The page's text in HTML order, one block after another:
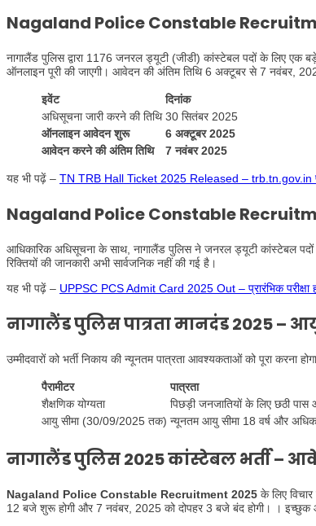
Nagaland Police Constable
नागालैंड पुलिस द्वारा 1176 जनरल ड्यूटी (जीडी) कांस्टेबल पदों के लिए एक
ऑनलाइन पूरी की जाएगी। आवेदन की अंतिम तिथि 6 अक्टूबर से 7 नवंबर,
इवेंट
दिनांक
अधिसूचना जारी करने की तिथि 30 सितंबर 2025
ऑनलाइन आवेदन शुरू
6 अक्टूबर 2025
आवेदन करने की अंतिम तिथि
7 नवंबर 2025
यह भी पढ़ें – TN TRB Hall Ticket 2025 Released – trb.tn.gov.in
Nagaland Police Constable
आधिकारिक अधिसूचना के साथ, नागालैंड पुलिस ने जनरल ड्यूटी कांस्टेबल पदों
रिक्तियों की जानकारी अभी सार्वजनिक नहीं की गई है।
यह भी पढ़ें – UPPSC PCS Admit Card 2025 Out – प्रारंभिक
नागालैंड पुलिस पात्रता मानदंड 2025 –
उम्मीदवारों को भर्ती निकाय की न्यूनतम पात्रता आवश्यकताओं को पूरा करना
पैरामीटर
पात्रता
शैक्षणिक योग्यता
पिछड़ी जनजातियों के लिए छठी
आयु सीमा (30/09/2025 तक) न्यूनतम आयु सीमा 18 वर्ष और
नागालैंड पुलिस 2025 कांस्टेबल भर्ती –
Nagaland Police Constable Recruitment 2025 के लिए
12 बजे शुरू होगी और 7 नवंबर, 2025 को दोपहर 3 बजे बंद होगी। ।